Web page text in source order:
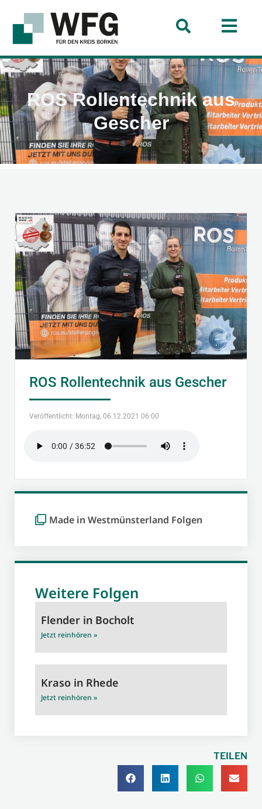
ROS Rollentechnik aus
Gescher
ROS Rollentechnik aus Gescher
Veröffentlicht: Montag, 06.12.2021 06:00
Made in Westmünsterland Folgen
Weitere Folgen
Flender in Bocholt
Jetzt reinhören »
Kraso in Rhede
Jetzt reinhören »
TEILEN